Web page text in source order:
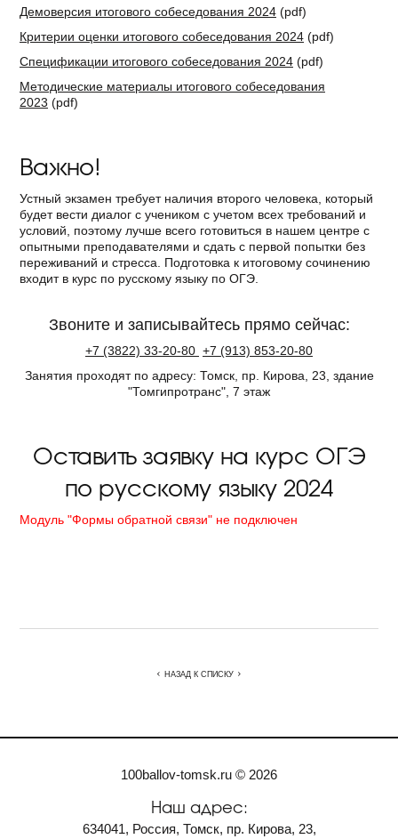
Демоверсия итогового собеседования 2024 (pdf)
Критерии оценки итогового собеседования 2024 (pdf)
Спецификации итогового собеседования 2024 (pdf)
Методические материалы итогового собеседования
2023 (pdf)
Важно!
Устный экзамен требует наличия второго человека, который
будет вести диалог с учеником с учетом всех требований и
условий, поэтому лучше всего готовиться в нашем центре с
опытными преподавателями и сдать с первой попытки без
переживаний и стресса. Подготовка к итоговому сочинению
входит в курс по русскому языку по ОГЭ.
Звоните и записывайтесь прямо сейчас:
+7 (3822) 33-20-80 +7 (913) 853-20-80
Занятия проходят по адресу: Томск, пр. Кирова, 23, здание
"Томгипротранс", 7 этаж
Оставить заявку на курс ОГЭ
по русскому языку 2024
Модуль "Формы обратной связи" не подключен
НАЗАД К СПИСКУ
100ballov-tomsk.ru © 2026
Наш адрес:
634041, Россия, Томск, пр. Кирова, 23,